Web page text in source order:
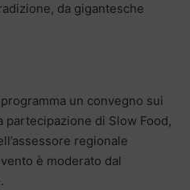
da gigantesche
un convegno sui
partecipazione di Slow Food,
regionale
è moderato dal